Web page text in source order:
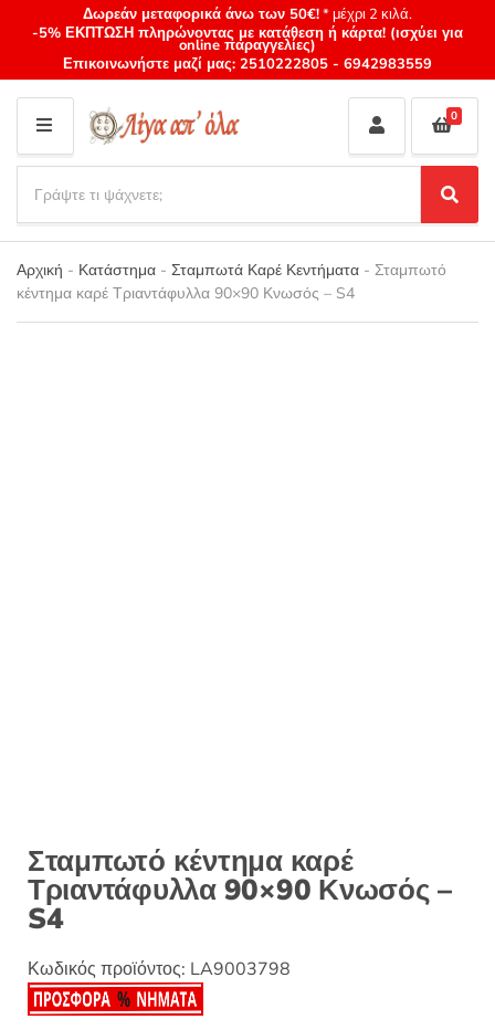
Δωρεάν μεταφορικά άνω των 50€!* μέχρι 2 κιλά.
-5% ΕΚΠΤΩΣΗ πληρώνοντας με κατάθεση ή κάρτα! (ισχύει για
online παραγγελίες)
Επικοινωνήστε μαζί μας: 2510222805 - 6942983559
M
E
N
U
Category
name
a
r
c
h
p
S
e
a
0
Αρχική - Κατάστημα - Σταμπωτά Καρέ Κεντήματα - Σταμπωτό
κέντημα καρέ Τριαντάφυλλα 90×90 Κνωσός – S4
Σταμπωτό κέντημα καρέ
Τριαντάφυλλα 90×90 Κνωσός –
S4
Κωδικός προϊόντος: LA9003798